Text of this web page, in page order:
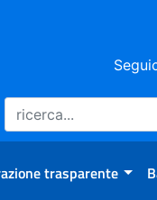
trasparente